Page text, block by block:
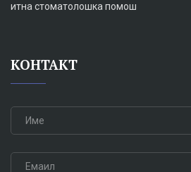
итна стоматолошка помош
КОНТАКТ